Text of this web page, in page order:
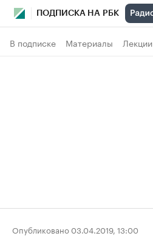
ПОДПИСКА НА РБК
В подписке Материалы Лекции
Опубликовано 03.04.2019, 13:00